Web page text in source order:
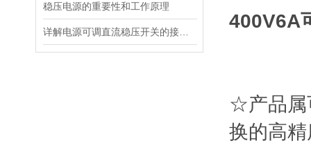
稳压电源的重要性和工作原理
400V6A
☆产品属
换的高